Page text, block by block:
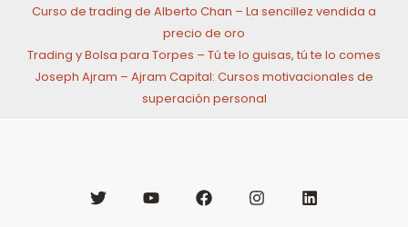
Curso de trading de Alberto Chan – La sencillez vendida a
precio de oro
Trading y Bolsa para Torpes – Tú te lo guisas, tú te lo comes
Joseph Ajram – Ajram Capital: Cursos motivacionales de
superación personal